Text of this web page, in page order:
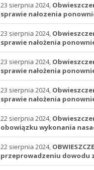
23 sierpnia 2024,
sprawie nałozenia
23 sierpnia 2024,
sprawie nałożenia
23 sierpnia 2024,
sprawie nałożenia
23 sierpnia 2024,
sprawie nałożenia
22 sierpnia 2024,
obowiązku wykonania
22 sierpnia 2024,
przeprowadzeniu dowodu